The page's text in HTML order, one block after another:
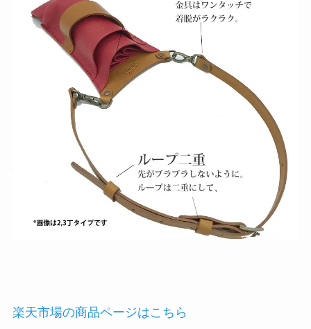
楽天市場の商品ページはこちら